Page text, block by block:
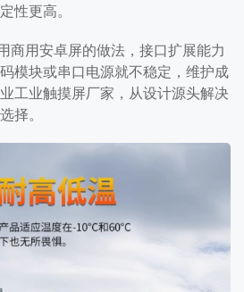
性更高。
商用安卓屏的做法，接口扩展能力
模块或串口电源就不稳定，维护成
工业触摸屏厂家，从设计源头解决
择。